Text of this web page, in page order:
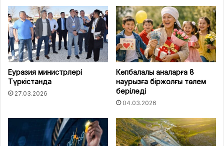
Еуразия министрлері
Түркістанда
27.03.2026
Көпбалалы аналарға 8
наурызға біржолғы төлем
беріледі
04.03.2026